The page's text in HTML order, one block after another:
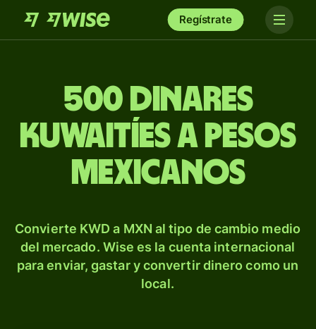
Regístrate
500 dinares
kuwaitíes a pesos
mexicanos
Convierte KWD a MXN al tipo de cambio medio
del mercado. Wise es la cuenta internacional
para enviar, gastar y convertir dinero como un
local.